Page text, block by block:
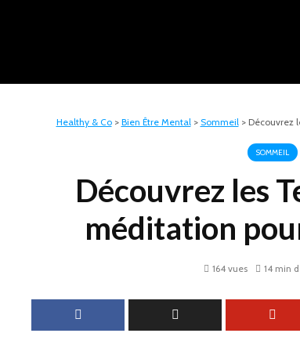
Healthy & Co> Bien Être Mental> Sommeil> Découvrez
SOMMEIL
Découvrez les
méditation
164 vues 14 min